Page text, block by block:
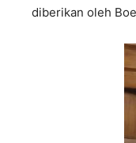
diberikan oleh